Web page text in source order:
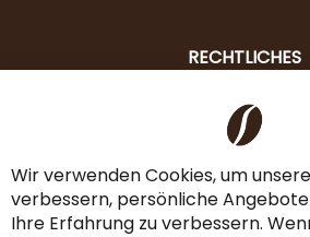
RECHTLICHES
Liefer- &
AGB &
Wir verwenden Cookies, um
verbessern, persönliche
Ihre Erfahrung zu verbessern.